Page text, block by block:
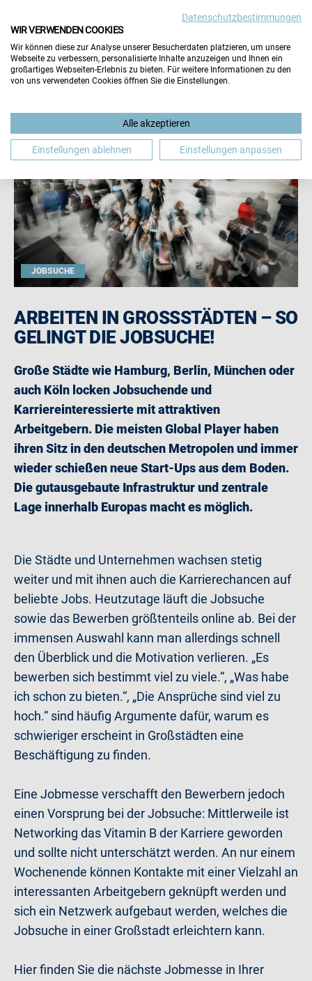
JOBSUCHE
ARBEITEN IN GROSSSTÄDTEN – SO G
ELINGT DIE JOBSUCHE!
Große Städte wie Hamburg, Berlin, München oder
auch Köln locken Jobsuchende und
Karriereinteressierte mit attraktiven
Arbeitgebern. Die meisten Global Player haben
ihren Sitz in den deutschen Metropolen und immer
wieder schießen neue Start-Ups aus dem Boden.
Die gutausgebaute Infrastruktur und zentrale
Lage innerhalb Europas macht es möglich.
Die Städte und Unternehmen wachsen stetig
weiter und mit ihnen auch die Karrierechancen auf
beliebte Jobs. Heutzutage läuft die Jobsuche
sowie das Bewerben größtenteils online ab. Bei der
immensen Auswahl kann man allerdings schnell
den Überblick und die Motivation verlieren. „Es
bewerben sich bestimmt viel zu viele.“, „Was habe
ich schon zu bieten.“, „Die Ansprüche sind viel zu
hoch.“ sind häufig Argumente dafür, warum es
schwieriger erscheint in Großstädten eine
Beschäftigung zu finden.
Eine Jobmesse verschafft den Bewerbern jedoch
einen Vorsprung bei der Jobsuche: Mittlerweile ist
Networking das Vitamin B der Karriere geworden
und sollte nicht unterschätzt werden. An nur einem
Wochenende können Kontakte mit einer Vielzahl an
interessanten Arbeitgebern geknüpft werden und
sich ein Netzwerk aufgebaut werden, welches die
Jobsuche in einer Großstadt erleichtern kann.
Hier finden Sie die nächste Jobmesse in Ihrer
Datenschutzbestimmungen
WIR VERWENDEN COOKIES
Wir können diese zur Analyse unserer Besucherdaten platzieren, um unsere
Webseite zu verbessern, personalisierte Inhalte anzuzeigen und Ihnen ein
großartiges Webseiten-Erlebnis zu bieten. Für weitere Informationen zu den
von uns verwendeten Cookies öffnen Sie die Einstellungen.
Alle akzeptieren
Einstellungen ablehnen Einstellungen anpassen